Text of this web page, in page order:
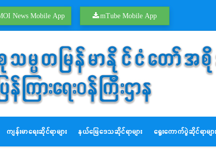
News Mobile App mTube Mobile App
ကျန်းမာရေးဆိုင်ရာများ နယ်မြေဒေသဆိုင်ရာများ ရွေးကောက်ပွဲဆိုင်ရာများ